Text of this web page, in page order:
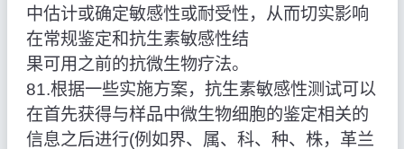
中估计或确定敏感性或耐受性，从而切实影响
在常规鉴定和抗生素敏感性结
果可用之前的抗微生物疗法。
81.根据一些实施方案，抗生素敏感性测试可以
在首先获得与样品中微生物细胞的鉴定相关的
信息之后进行(例如界、属、科、种、株，革兰